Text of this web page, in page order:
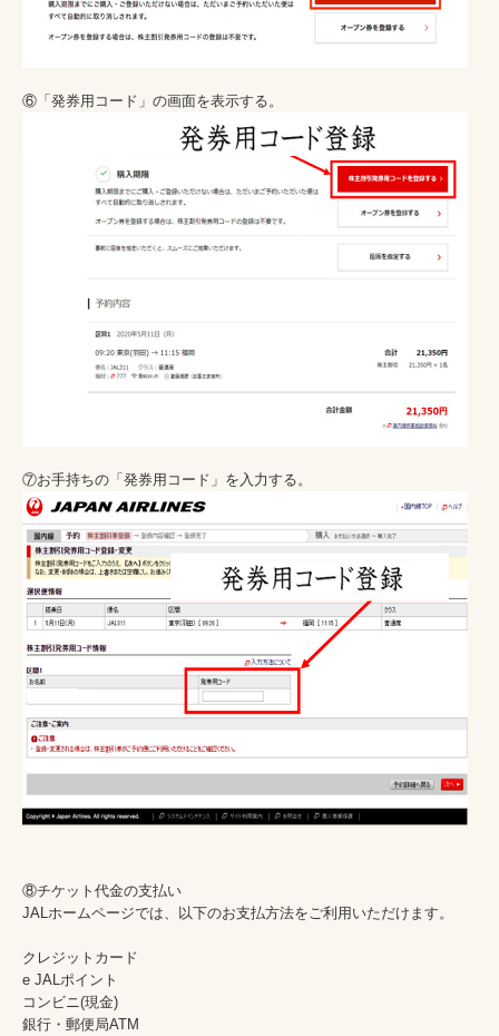
⑧チケット代金の支払い
JALホームページでは、以下のお支払方法をご利用いただけます。
クレジットカード
e JALポイント
コンビニ(現金)
銀行・郵便局ATM